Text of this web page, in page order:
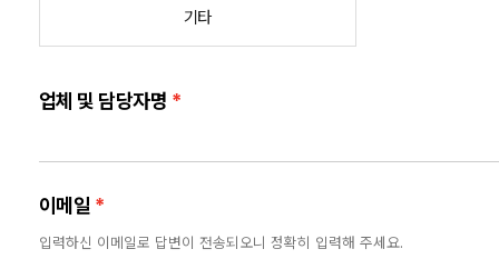
기타
업체 및 담당자명 *
이메일 *